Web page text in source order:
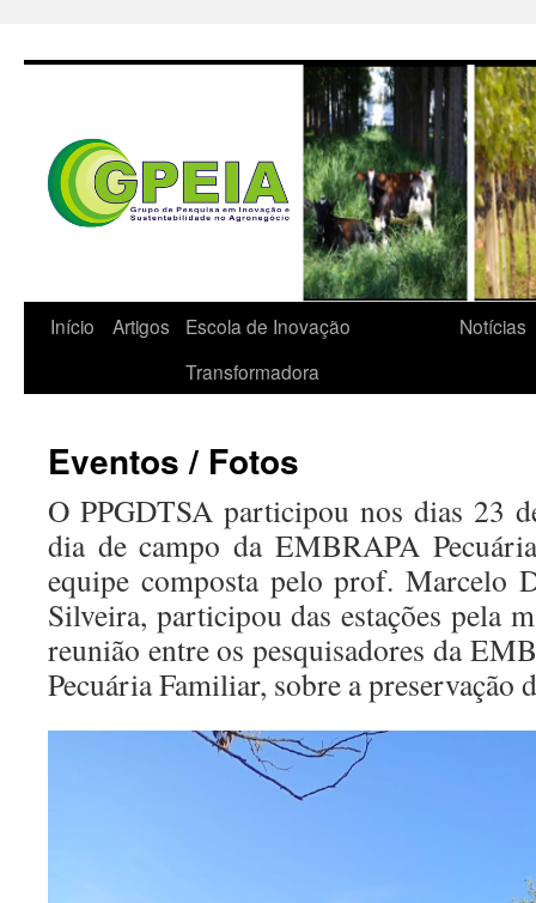
Início Artigos
Escola de Inovação
Transformadora
Notícias
Eventos / Fotos
O PPGDTSA participou nos dias 23
dia de campo da EMBRAPA
equipe composta pelo prof. Marcelo
Silveira, participou das estações pela
reunião entre os pesquisadores da
Pecuária Familiar, sobre a preservação